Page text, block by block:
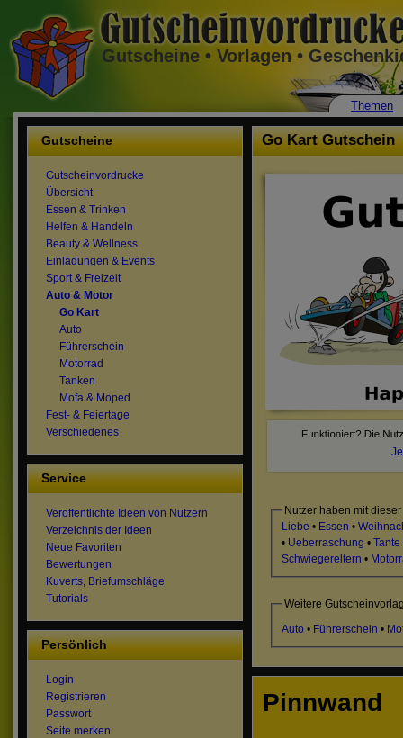
Gutscheine • Vorlagen •
Go Kart Gutschein
Nutzer haben mit
Liebe • Essen •
• Ueberraschung • Tante
Schwiegereltern •
Weitere
Auto • Führerschein •
Pinnwand
Gutscheine
Gutscheinvordrucke
Übersicht
Essen & Trinken
Helfen & Handeln
Beauty & Wellness
Einladungen & Events
Sport & Freizeit
Auto & Motor
Go Kart
Auto
Führerschein
Motorrad
Tanken
Mofa & Moped
Fest- & Feiertage
Verschiedenes
Service
Veröffentlichte Ideen von Nutzern
Verzeichnis der Ideen
Neue Favoriten
Bewertungen
Kuverts, Briefumschläge
Tutorials
Persönlich
Login
Registrieren
Passwort
Seite merken
Themen